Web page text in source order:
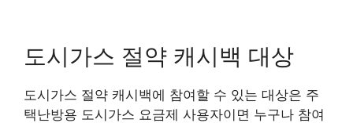
도시가스 절약 캐시백 대상
도시가스 절약 캐시백에 참여할 수 있는 대상은 주
택난방용 도시가스 요금제 사용자이면 누구나 참여